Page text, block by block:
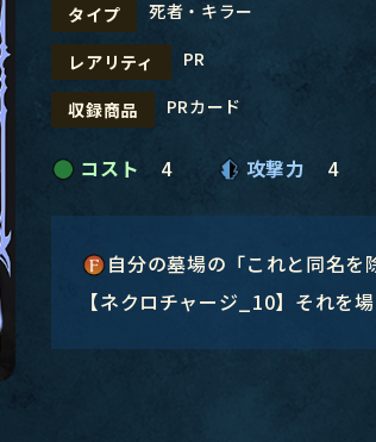
タイプ 死者・キラー
レアリティ PR
収録商品 PRカード
コスト 4 攻撃力 4
自分の墓場の「これと同名を
【ネクロチャージ_10】それを